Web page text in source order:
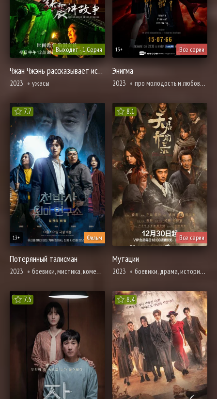
Выходит - 1 Серия
Чжан Чжэнь рассказывает истории
2023 ужасы
Все серии
13+
Энигма
2023 про молодость и любовь, про призраков, демонов и сверхъестественное, ужасы, про школу и школьников
7.7
Фильм
13+
Потерянный талисман
2023 боевики, мистика, комедия, криминал, расследование, ужасы, фэнтези
8.1
Все серии
Мутации
2023 боевики, драма, история, про призраков, демонов и сверхъестественное, триллер, ужасы
7.5 8.4